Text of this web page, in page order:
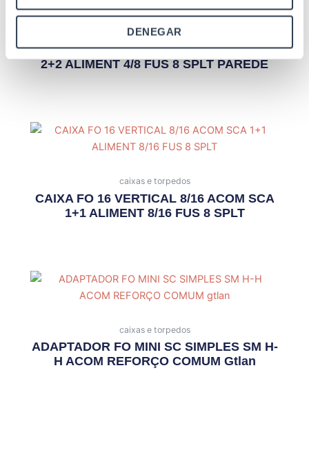
DENEGAR
caixas e torpedos
FO 8 CAIXA VERTICAL 8/8 ACOM SCA
2+2 ALIMENT 4/8 FUS 8 SPLT PAREDE
caixas e torpedos
CAIXA FO 16 VERTICAL 8/16 ACOM SCA
1+1 ALIMENT 8/16 FUS 8 SPLT
caixas e torpedos
ADAPTADOR FO MINI SC SIMPLES SM H-
H ACOM REFORÇO COMUM Gtlan